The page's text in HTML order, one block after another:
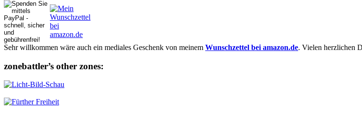
Sehr willkommen wäre auch ein mediales Geschenk von meinem Wunschzettel bei amazon.de. Vielen herzlichen
zonebattler’s other zo­nes: